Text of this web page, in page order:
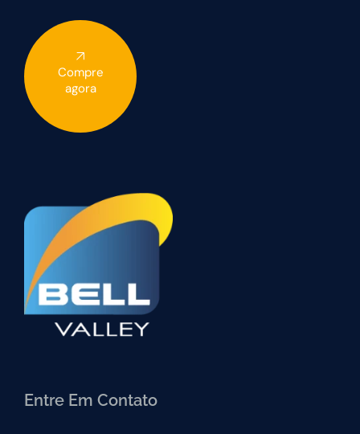
Compre
agora
Entre Em Contato